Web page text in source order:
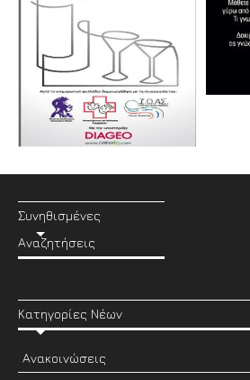
Συνηθισμένες
Αναζητήσεις
Κατηγορίες Νέων
Ανακοινώσεις